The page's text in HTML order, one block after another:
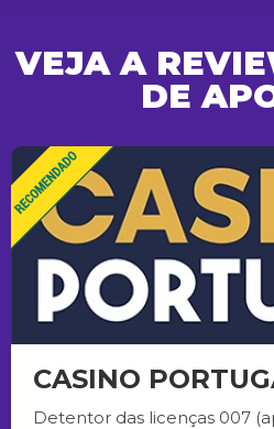
VEJA A
DE
CASINO
Detentor das licenças 007